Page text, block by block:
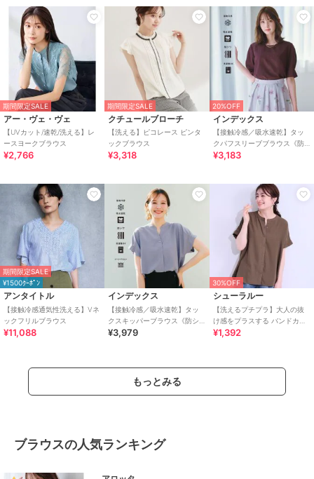
期間限定SALE
アー・ヴェ・ヴェ
【UVカット/速乾/洗える】レ
ースヨークブラウス
¥2,766
期間限定SALE
クチュールブローチ
【洗える】ピコレース ピンタ
ックブラウス
¥3,318
20%OFF
インデックス
【接触冷感／吸水速乾】タッ
クパフスリーブブラウス《防
シワ／洗濯機OK／XS～3L／
¥3,183
期間限定SALE
¥1500ｸｰﾎﾟﾝ
アンタイトル
【接触冷感通気性洗える】Vネ
ックフリルブラウス
¥11,088
インデックス
【接触冷感／吸水速乾】タッ
クスキッパーブラウス《防シ
ワ／イージーアイロン／洗濯
¥3,979
30%OFF
シューラルー
【洗えるプチプラ】大人の抜
け感をプラスする バンドカラ
ーシャツ
¥1,392
もっとみる
ブラウスの人気ランキング